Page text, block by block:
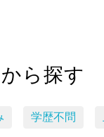
ら探す
学歴不問